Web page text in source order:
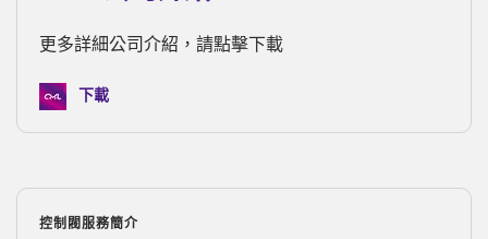
更多詳細公司介紹，請點擊下載
下載
控制閥服務簡介